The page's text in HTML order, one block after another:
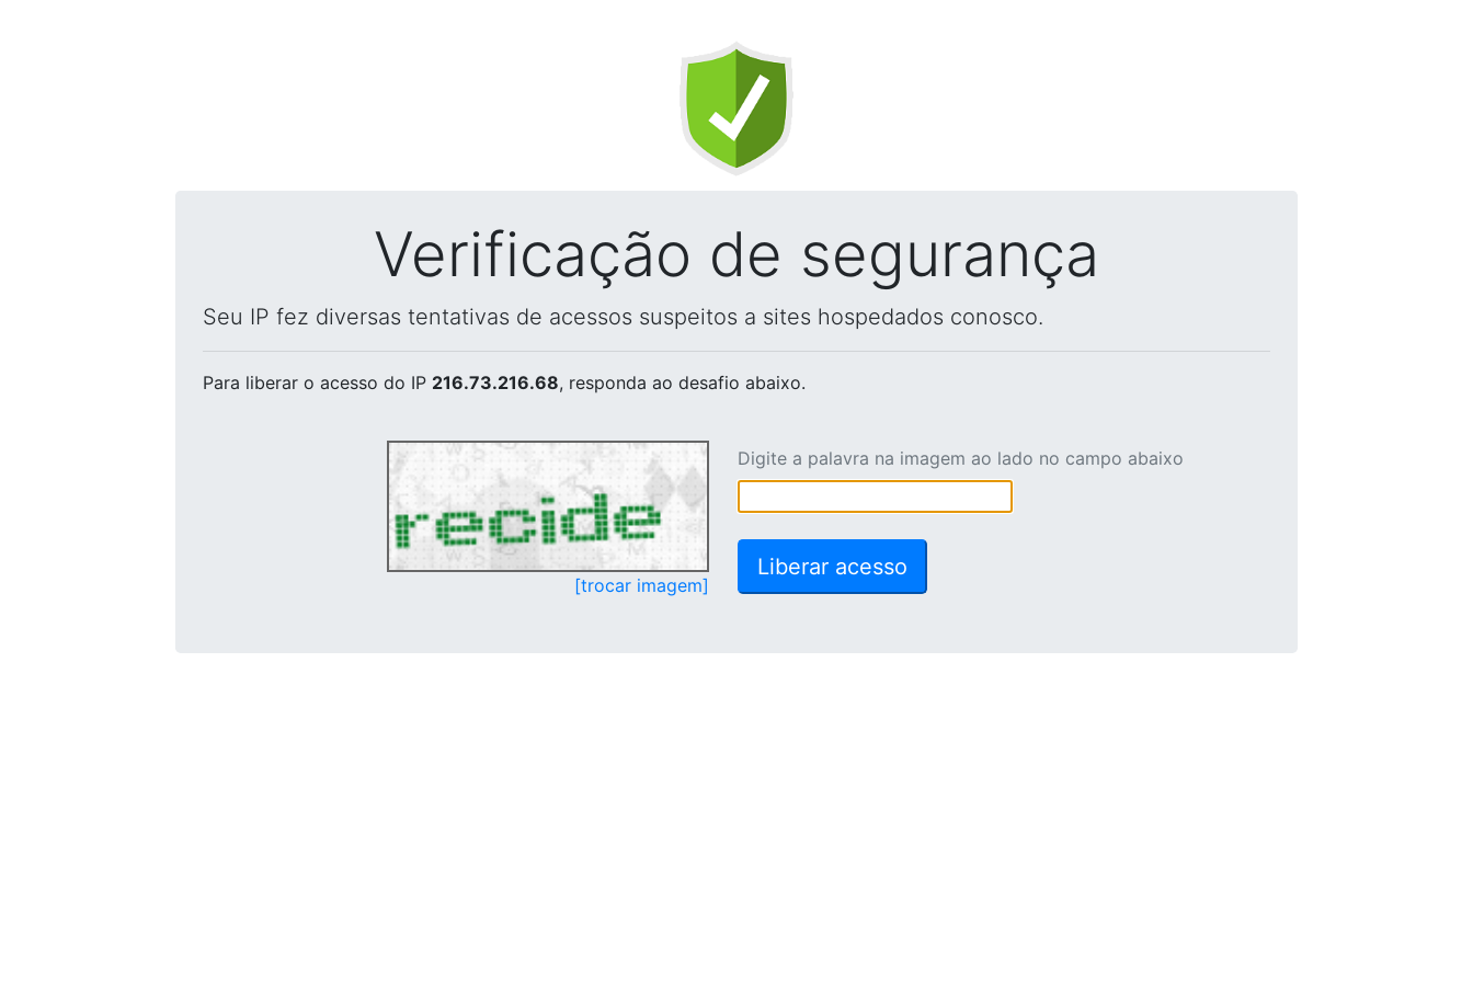
Verificação de segurança
Seu IP fez diversas tentativas de acessos suspeitos a sites hospedados conosco.
Para liberar o acesso do IP 216.73.216.68, responda ao desafio abaixo.
[trocar imagem]
Digite a palavra na imagem ao lado no campo abaixo